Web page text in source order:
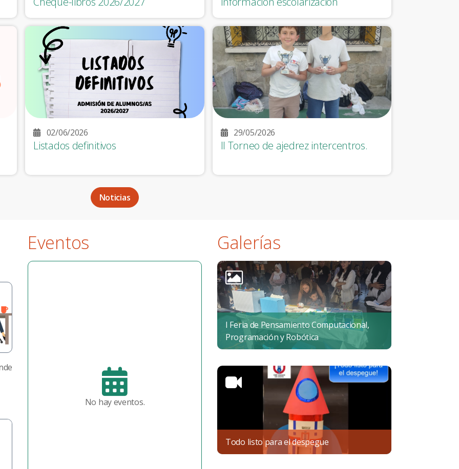
02/06/2026
Listados definitivos
29/05/2026
II Torneo de ajedrez intercentros.
Noticias
Eventos
No hay eventos.
Galerías
I Feria de Pensamiento Computacional,
Programación y Robótica
Todo listo para el despegue